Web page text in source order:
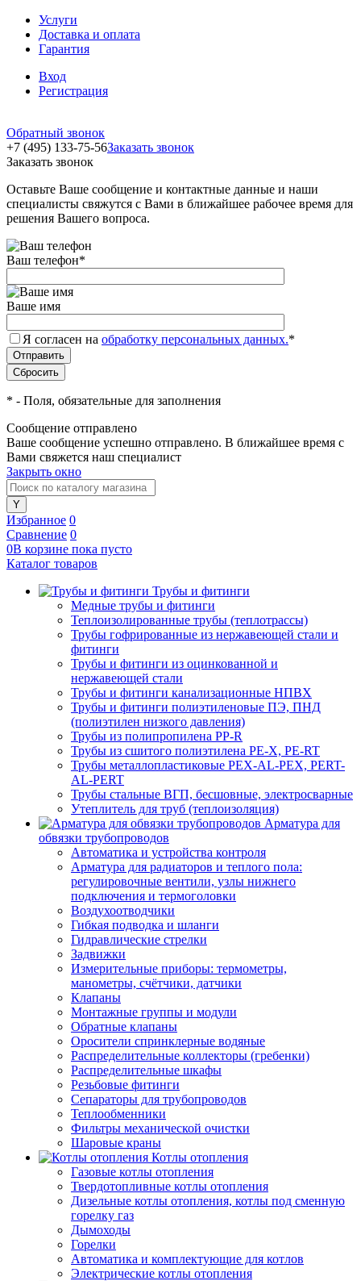
Услуги
Доставка и оплата
Гарантия
Вход
Регистрация
Обратный звонок
+7 (495) 133-75-56Заказать звонок
Заказать звонок
Оставьте Ваше сообщение и контактные данные и наши
специалисты свяжутся с Вами в ближайшее рабочее время для
решения Вашего вопроса.
Ваш телефон*
Ваше имя
Я согласен на обработку персональных данных.*
* - Поля, обязательные для заполнения
Сообщение отправлено
Ваше сообщение успешно отправлено. В ближайшее время с
Вами свяжется наш специалист
Закрыть окно
Избранное 0
Сравнение 0
0В корзине пока пусто
Каталог товаров
Трубы и фитинги
Медные трубы и фитинги
Теплоизолированные трубы (теплотрассы)
Трубы гофрированные из нержавеющей стали и
фитинги
Трубы и фитинги из оцинкованной и
нержавеющей стали
Трубы и фитинги канализационные НПВХ
Трубы и фитинги полиэтиленовые ПЭ, ПНД
(полиэтилен низкого давления)
Трубы из полипропилена PP-R
Трубы из сшитого полиэтилена PE-X, PE-RT
Трубы металлопластиковые PEX-AL-PEX, PERT-
AL-PERT
Трубы стальные ВГП, бесшовные, электросварные
Утеплитель для труб (теплоизоляция)
Арматура для
обвязки трубопроводов
Автоматика и устройства контроля
Арматура для радиаторов и теплого пола:
регулировочные вентили, узлы нижнего
подключения и термоголовки
Воздухоотводчики
Гибкая подводка и шланги
Гидравлические стрелки
Задвижки
Измерительные приборы: термометры,
манометры, счётчики, датчики
Клапаны
Монтажные группы и модули
Обратные клапаны
Оросители спринклерные водяные
Распределительные коллекторы (гребенки)
Распределительные шкафы
Резьбовые фитинги
Сепараторы для трубопроводов
Теплообменники
Фильтры механической очистки
Шаровые краны
Котлы отопления
Газовые котлы отопления
Твердотопливные котлы отопления
Дизельные котлы отопления, котлы под сменную
горелку газ
Дымоходы
Горелки
Автоматика и комплектующие для котлов
Электрические котлы отопления